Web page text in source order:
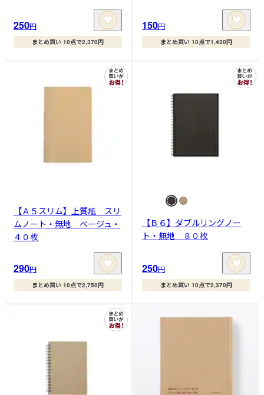
250円
まとめ買い 10点で2,370円
150円
まとめ買い 10点で1,420円
【Ａ５スリム】上質紙 スリ
ムノート・無地 ベージュ・
４０枚
290円
まとめ買い 10点で2,750円
【Ｂ６】ダブルリングノー
ト・無地 ８０枚
250円
まとめ買い 10点で2,370円